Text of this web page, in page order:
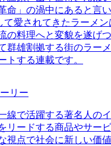
命」の渦中にあると言
て愛されてきたラーメン
の料理へと変貌を遂げつ
群雄割拠する街のラー
トする連載です。
リー
線で活躍する著名人の
リードする商品やサー
視点で社会に新しい価